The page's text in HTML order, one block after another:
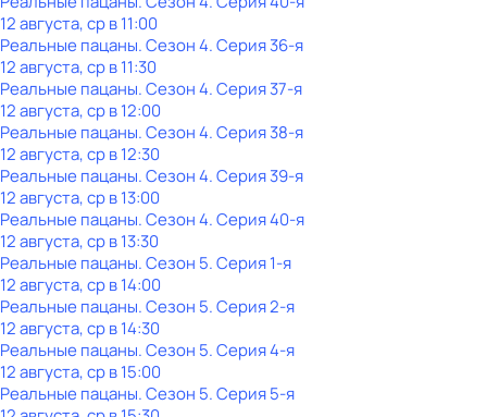
12 августа, ср в 11:00
Реальные пацаны. Сезон 4. Серия 36-я
12 августа, ср в 11:30
Реальные пацаны. Сезон 4. Серия 37-я
12 августа, ср в 12:00
Реальные пацаны. Сезон 4. Серия 38-я
12 августа, ср в 12:30
Реальные пацаны. Сезон 4. Серия 39-я
12 августа, ср в 13:00
Реальные пацаны. Сезон 4. Серия 40-я
12 августа, ср в 13:30
Реальные пацаны. Сезон 5. Серия 1-я
12 августа, ср в 14:00
Реальные пацаны. Сезон 5. Серия 2-я
12 августа, ср в 14:30
Реальные пацаны. Сезон 5. Серия 4-я
12 августа, ср в 15:00
Реальные пацаны. Сезон 5. Серия 5-я